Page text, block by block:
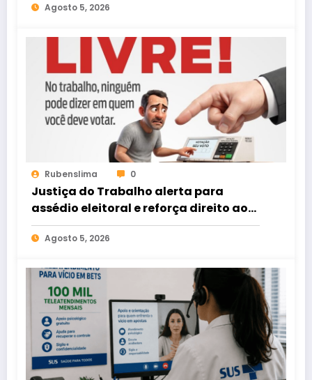
Agosto 5, 2026
Rubenslima 0
Justiça do Trabalho alerta para
assédio eleitoral e reforça direito ao
voto livre nas relações de trabalho
Agosto 5, 2026